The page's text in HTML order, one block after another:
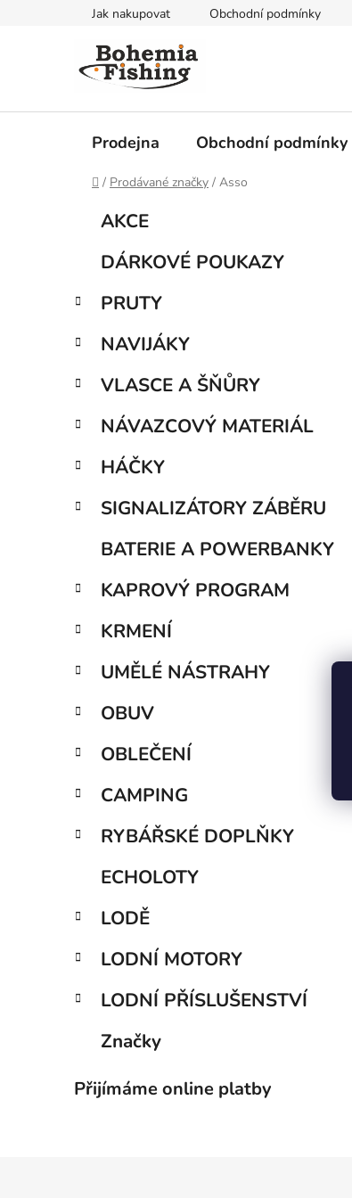
Jak nakupovat Obchodní podmínky
Prodejna Obchodní podmínky
Domů
/ Prodávané značky / Asso
r
n
n
í
p
n
l
Přeskočit
kategorie
o
i
AKCE
DÁRKOVÉ POUKAZY
PRUTY
NAVIJÁKY
VLASCE A ŠŇŮRY
NÁVAZCOVÝ MATERIÁL
HÁČKY
SIGNALIZÁTORY ZÁBĚRU
BATERIE A POWERBANKY
KAPROVÝ PROGRAM
KRMENÍ
UMĚLÉ NÁSTRAHY
OBUV
OBLEČENÍ
CAMPING
RYBÁŘSKÉ DOPLŇKY
ECHOLOTY
LODĚ
LODNÍ MOTORY
LODNÍ PŘÍSLUŠENSTVÍ
Značky
Přijímáme online platby